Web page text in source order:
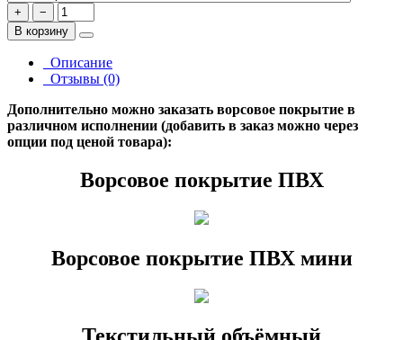
+
−
В корзину
Описание
Отзывы (0)
Дополнительно можно заказать ворсовое покрытие в
различном исполнении (добавить в заказ можно через
опции под ценой товара):
Ворсовое покрытие ПВХ
Ворсовое покрытие ПВХ мини